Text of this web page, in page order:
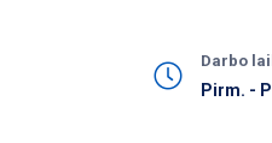
Darbo
Pirm. -